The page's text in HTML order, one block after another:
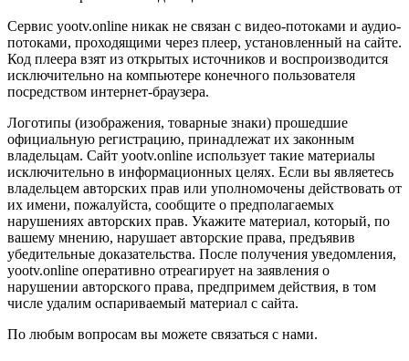
Сервис yootv.online никак не связан с видео-потоками и аудио-
потоками, проходящими через плеер, установленный на сайте.
Код плеера взят из открытых источников и воспроизводится
исключительно на компьютере конечного пользователя
посредством интернет-браузера.
Логотипы (изображения, товарные знаки) прошедшие
официальную регистрацию, принадлежат их законным
владельцам. Сайт yootv.online использует такие материалы
исключительно в информационных целях. Если вы являетесь
владельцем авторских прав или уполномочены действовать от
их имени, пожалуйста, сообщите о предполагаемых
нарушениях авторских прав. Укажите материал, который, по
вашему мнению, нарушает авторские права, предъявив
убедительные доказательства. После получения уведомления,
yootv.online оперативно отреагирует на заявления о
нарушении авторского права, предпримем действия, в том
числе удалим оспариваемый материал с сайта.
По любым вопросам вы можете связаться с нами.